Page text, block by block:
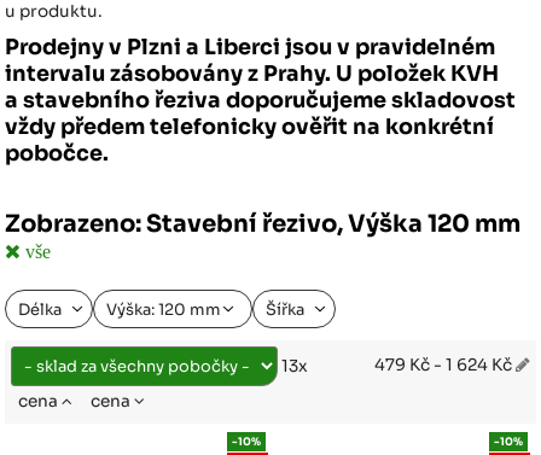
u produktu.
Prodejny v Plzni a Liberci jsou v pravidelném
intervalu zásobovány z Prahy. U položek KVH
a stavebního řeziva doporučujeme skladovost
vždy předem telefonicky ověřit na konkrétní
pobočce.
Zobrazeno: Stavební řezivo, Výška 120 mm
vše
Délka Výška: 120 mm Šířka
13x
479 Kč - 1 624 Kč
cena
cena
-10%
-10%